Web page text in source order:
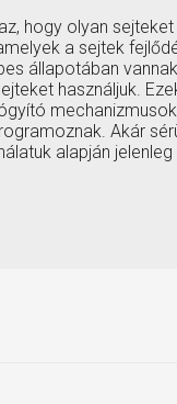
hogy olyan
a sejtek
állapotában
használjuk.
Akár
alapján